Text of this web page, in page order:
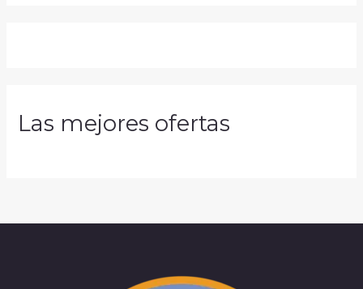
Las mejores ofertas